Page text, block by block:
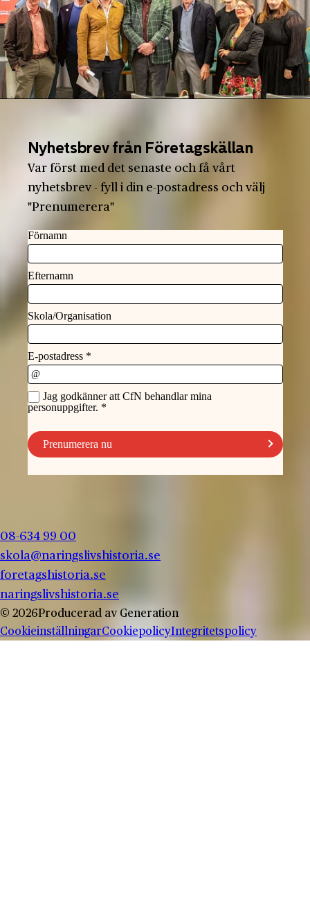
Nyhetsbrev från Företagskällan
Var först med det senaste och få vårt
nyhetsbrev - fyll i din e-postadress och välj
"Prenumerera"
08-634 99 00
skola@naringslivshistoria.se
foretagshistoria.se
naringslivshistoria.se
© 2026 Producerad av Generation
CookieinställningarCookiepolicy Integritetspolicy